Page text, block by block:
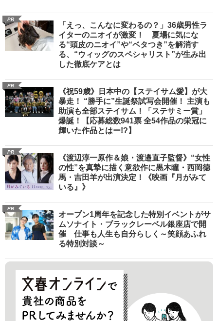
PR
「えっ、こんなに変わるの？」36歳男性ラ
イターのニオイが激変！ 夏場に気にな
る“頭皮のニオイ”や“ベタつき”を解消す
る、“ウィッグのスペシャリスト”が生み出
した徹底ケアとは
PR
《祝59歳》日本中の【ステイサム愛】が大
暴走！ “勝手に”生誕祭試写会開催！ 主演も
助演も全部ステイサム！「ステサミー賞」
爆誕！【応募総数941票 全54作品の栄冠に
輝いた作品とはー!?】
PR
《渡辺淳一原作＆娘・渡邉直子監督》“女性
の性”を真摯に描く意欲作に黒木瞳・西岡德
馬・吉田羊が出演決定！《映画『月がみて
いる』》
PR
オープン1周年を記念した特別イベントがサ
ムソナイト・ブラックレーベル銀座店で開
催 仕事も人生も自分らしく～笑顔あふれ
る特別対談～